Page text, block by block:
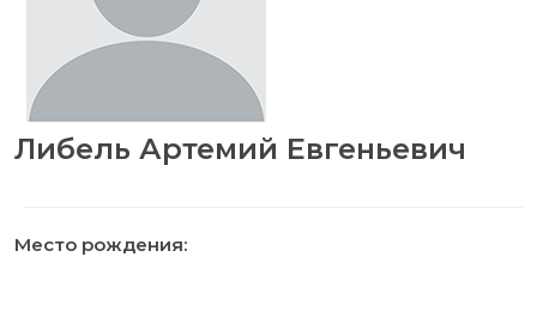
Либель Артемий Евгеньевич
Место рождения: